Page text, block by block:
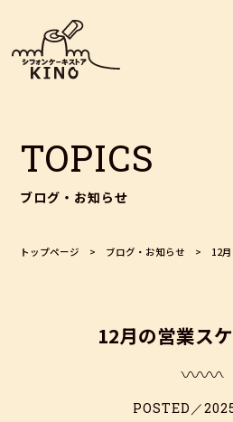
TOPICS
ブログ・お知らせ
トップページ > ブログ・お知らせ > 12
12月の営業ス
POSTED／